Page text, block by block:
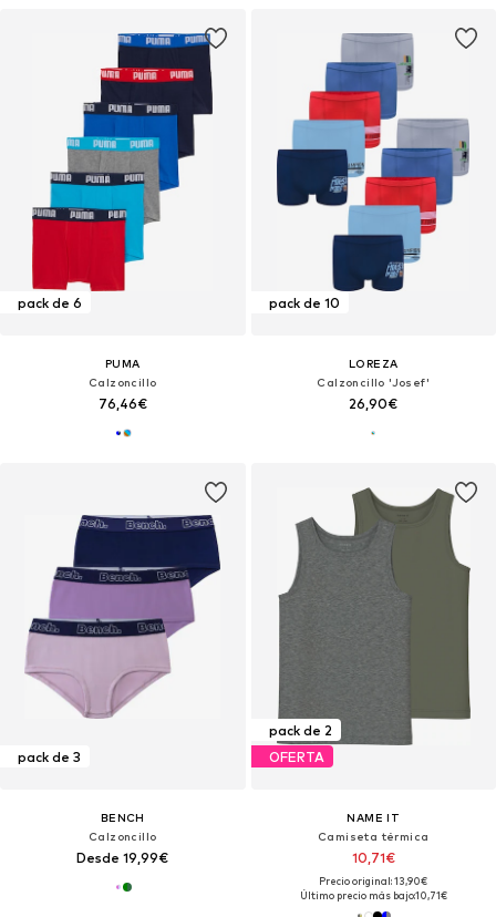
pack de 6
PUMA
Calzoncillo
76,46€
pack de 10
LOREZA
Calzoncillo 'Josef'
26,90€
pack de 3
BENCH
Calzoncillo
Desde 19,99€
pack de 2
OFERTA
NAME IT
Camiseta térmica
10,71€
Precio original: 13,90€
Último precio más bajo:10,71€